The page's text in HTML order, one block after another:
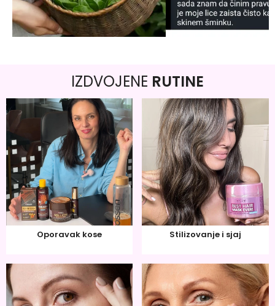
IZDVOJENE RUTINE
Oporavak kose Stilizovanje i sjaj